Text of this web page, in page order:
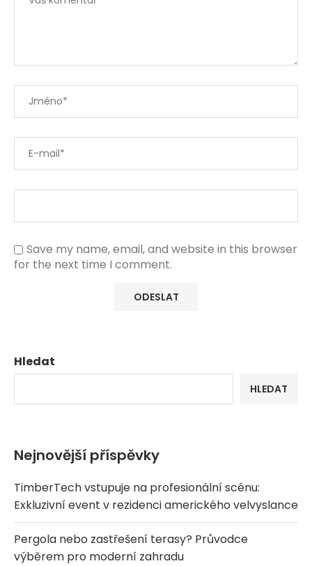
Save my name, email, and website in this browser
for the next time I comment.
Hledat
HLEDAT
Nejnovější příspěvky
TimberTech vstupuje na profesionální scénu:
Exkluzivní event v rezidenci amerického velvyslance
Pergola nebo zastřešení terasy? Průvodce
výběrem pro moderní zahradu